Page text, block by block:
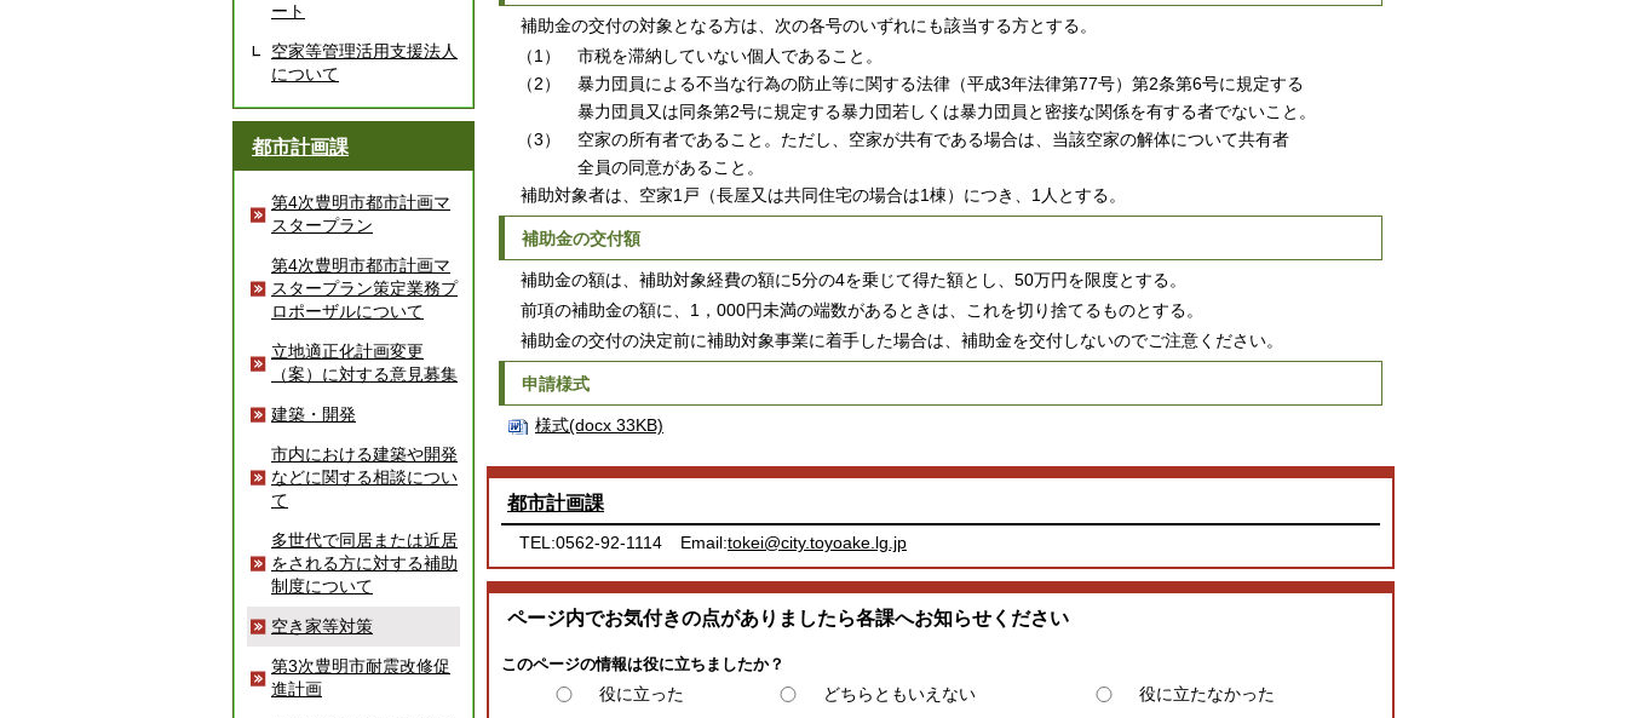
ート
空家等管理活用支援法人
について
都市計画課
第4次豊明市都市計画マ
スタープラン
第4次豊明市都市計画マ
スタープラン策定業務プ
ロポーザルについて
立地適正化計画変更
（案）に対する意見募集
建築・開発
市内における建築や開発
などに関する相談につい
て
多世代で同居または近居
をされる方に対する補助
制度について
空き家等対策
第3次豊明市耐震改修促
進計画
補助金の交付の対象となる方は、次の各号のいずれにも該当する方とする。
（1） 市税を滞納していない個人であること。
（2） 暴力団員による不当な行為の防止等に関する法律（平成3年法律第77号）第2条第6号に規定する
暴力団員又は同条第2号に規定する暴力団若しくは暴力団員と密接な関係を有する者でないこと。
（3） 空家の所有者であること。ただし、空家が共有である場合は、当該空家の解体について共有者
全員の同意があること。
補助対象者は、空家1戸（長屋又は共同住宅の場合は1棟）につき、1人とする。
補助金の交付額
補助金の額は、補助対象経費の額に5分の4を乗じて得た額とし、50万円を限度とする。
前項の補助金の額に、1，000円未満の端数があるときは、これを切り捨てるものとする。
補助金の交付の決定前に補助対象事業に着手した場合は、補助金を交付しないのでご注意ください。
申請様式
様式(docx 33KB)
都市計画課
TEL:0562-92-1114 Email:tokei@city.toyoake.lg.jp
ページ内でお気付きの点がありましたら各課へお知らせください
このページの情報は役に立ちましたか？
役に立った どちらともいえない 役に立たなかった